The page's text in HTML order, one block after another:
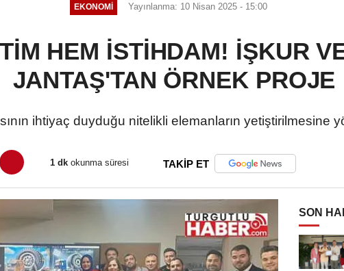
EKONOMİ Yayınlanma: 10 Nisan 2025 - 15:00
HEM İSTİHDAM! İŞKUR
JANTAŞ'TAN ÖRNEK PROJE
ihtiyaç duyduğu nitelikli elemanların yetiştirilmesine
1 dk okunma süresi TAKİP ET
SON